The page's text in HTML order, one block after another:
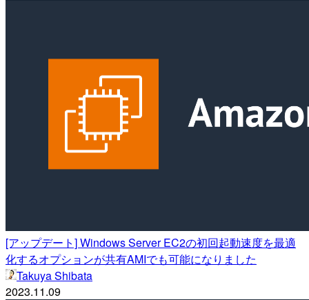
[アップデート] Windows Server EC2の初回起動速度を最適
化するオプションが共有AMIでも可能になりました
Takuya Shibata
2023.11.09